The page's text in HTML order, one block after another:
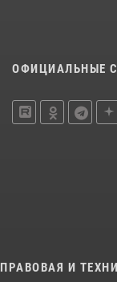
ОФИЦИАЛЬНЫЕ
ПРАВОВАЯ И